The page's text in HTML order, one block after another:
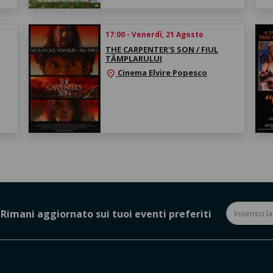
17:00 - Venerdì, 21 Agosto
THE CARPENTER'S SON / FIUL
TÂMPLARULUI
location_on Cinema Elvire Popesco
Rimani aggiornato sui tuoi eventi preferiti